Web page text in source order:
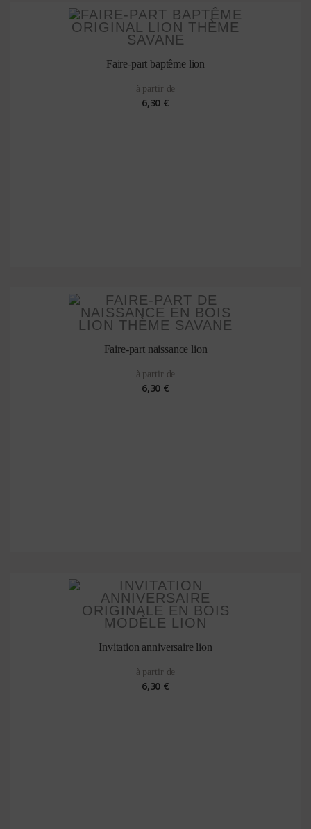
Faire-part baptême lion
à partir de
6,30 €
Faire-part naissance lion
à partir de
6,30 €
Invitation anniversaire lion
à partir de
6,30 €